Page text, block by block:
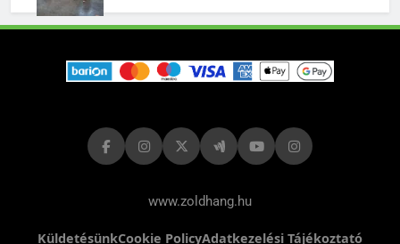
www.zoldhang.hu
KüldetésünkCookie PolicyAdatkezelési Tájékoztató